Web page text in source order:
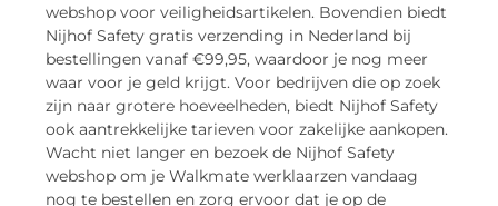
webshop voor veiligheidsartikelen. Bovendien biedt
Nijhof Safety gratis verzending in Nederland bij
bestellingen vanaf €99,95, waardoor je nog meer
waar voor je geld krijgt. Voor bedrijven die op zoek
zijn naar grotere hoeveelheden, biedt Nijhof Safety
ook aantrekkelijke tarieven voor zakelijke aankopen.
Wacht niet langer en bezoek de Nijhof Safety
webshop om je Walkmate werklaarzen vandaag
nog te bestellen en zorg ervoor dat je op de